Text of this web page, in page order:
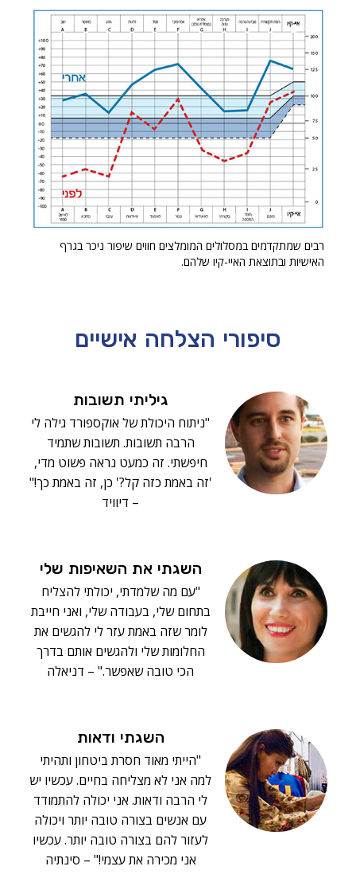
רבים שמתקדמים במסלולים המומלצים חווים שיפור ניכר בגרף
האישיות ובתוצאת האיי-קיו שלהם.
סיפורי הצלחה אישיים
גיליתי תשובות
"ניתוח היכולת של אוקספורד גילה לי
הרבה תשובות. תשובות שתמיד
חיפשתי. זה כמעט נראה פשוט מדי,
'זה באמת כזה קל?' כן, זה באמת כך!"
– דיוויד
השגתי את השאיפות שלי
"עם מה שלמדתי, יכולתי להצליח
בתחום שלי, בעבודה שלי, ואני חייבת
לומר שזה באמת עזר לי להגשים את
החלומות שלי ולהגשים אותם בדרך
הכי טובה שאפשר." – דניאלה
השגתי ודאות
"הייתי מאוד חסרת ביטחון ותהיתי
למה אני לא מצליחה בחיים. עכשיו יש
לי הרבה ודאות. אני יכולה להתמודד
עם אנשים בצורה טובה יותר ויכולה
לעזור להם בצורה טובה יותר. עכשיו
אני מכירה את עצמי!" – סינתיה